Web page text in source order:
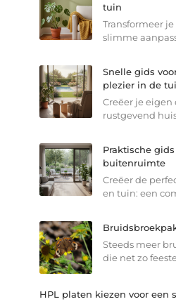
tuin
Transformeer
slimme
Snelle gids
plezier in de
Creëer je eigen
rustgevend
Praktische
buitenruimte
Creëer de
en tuin: een
Steeds meer
die net zo
HPL platen kiezen voor een